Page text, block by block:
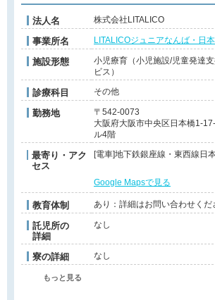
法人名 株式会社LITALICO
事業所名 LITALICOジュニアなんば・日
施設形態
小児療育（小児施設/児童発達
ビス）
診療科目 その他
勤務地
〒542-0073
大阪府大阪市中央区日本橋1-
ル4階
最寄り・アク
セス
[電車]地下鉄銀座線・東西線日
Google Mapsで見る
教育体制 あり：詳細はお問い合わせくだ
託児所の
詳細
なし
寮の詳細 なし
もっと見る